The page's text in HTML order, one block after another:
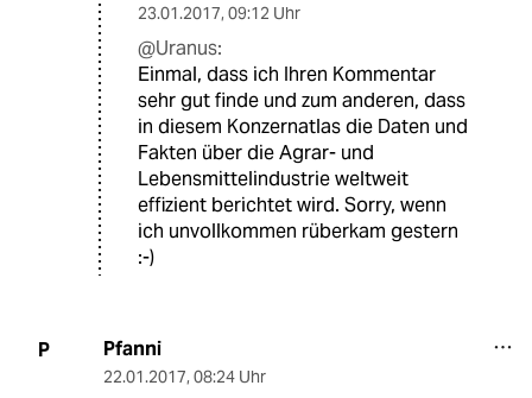
23.01.2017, 09:12 Uhr
@Uranus:
Einmal, dass ich Ihren Kommentar
sehr gut finde und zum anderen, dass
in diesem Konzernatlas die Daten und
Fakten über die Agrar- und
Lebensmittelindustrie weltweit
effizient berichtet wird. Sorry, wenn
ich unvollkommen rüberkam gestern
:-)
P Pfanni
22.01.2017, 08:24 Uhr